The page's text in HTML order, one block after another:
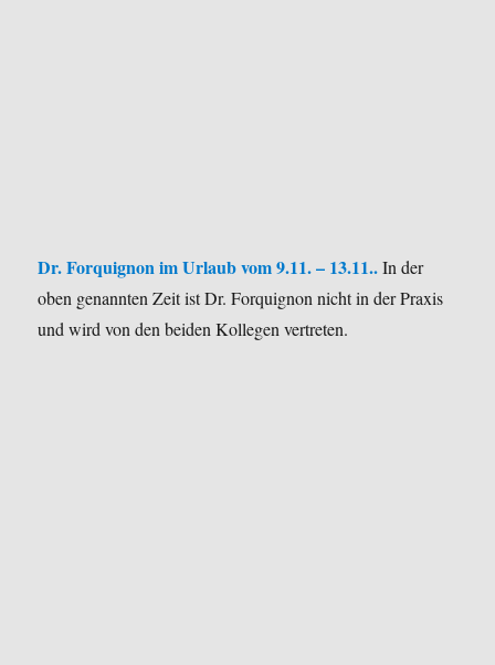
Dr. Forquignon im Urlaub vom 9.11. – 13.11.. In der
oben genannten Zeit ist Dr. Forquignon nicht in der Praxis
und wird von den beiden Kollegen vertreten.